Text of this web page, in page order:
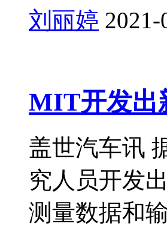
刘丽婷 2021-
MIT开发出
盖世汽车讯
究人员开发
测量数据和